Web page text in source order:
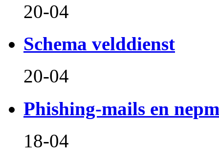
20-04
Schema velddienst
20-04
Phishing-mails en
18-04